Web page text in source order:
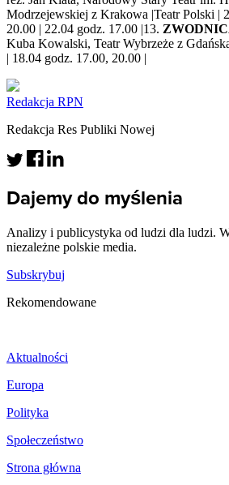
Modrzejewskiej z Krakowa |Teatr Polski |
20.00 | 22.04 godz. 17.00 |13.
Kuba Kowalski, Teatr Wybrzeże z
| 18.04 godz. 17.00, 20.00 |
Redakcja RPN
Redakcja Res Publiki Nowej
Dajemy do myślenia
Analizy i publicystyka od ludzi dla ludzi.
niezależne polskie media.
Subskrybuj
Rekomendowane
Aktualności
Europa
Polityka
Społeczeństwo
Strona główna